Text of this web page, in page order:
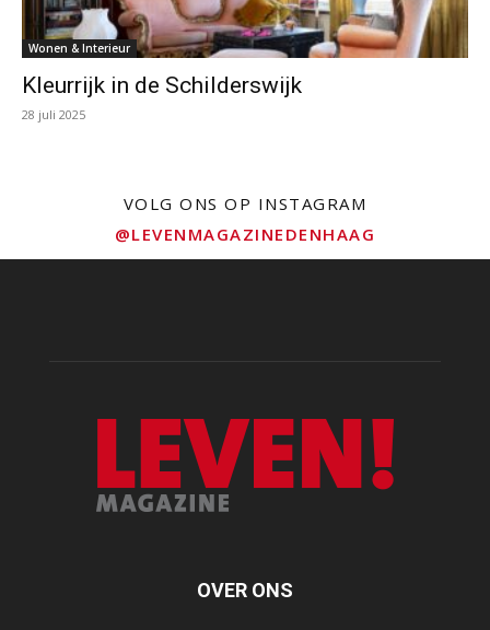
Wonen & Interieur
Kleurrijk in de Schilderswijk
28 juli 2025
VOLG ONS OP INSTAGRAM
@LEVENMAGAZINEDENHAAG
OVER ONS